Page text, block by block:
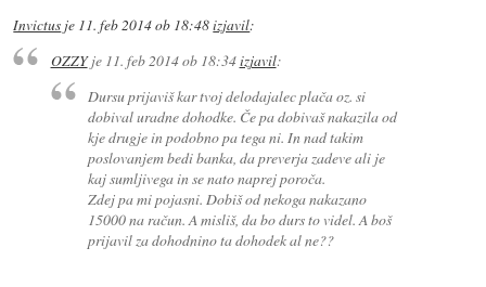
Invictus je 11. feb 2014 ob 18:48izjavil:
OZZYje 11. feb 2014 ob 18:34izjavil:
Dursu prijaviš kar tvoj delodajalec plača oz. si
dobival uradne dohodke. Če pa dobivaš nakazila od
kje drugje in podobno pa tega ni. In nad takim
poslovanjem bedi banka, da preverja zadeve ali je
kaj sumljivega in se nato naprej poroča.
Zdej pa mi pojasni. Dobiš od nekoga nakazano
15000 na račun. A misliš, da bo durs to videl. A boš
prijavil za dohodnino ta dohodek al ne??